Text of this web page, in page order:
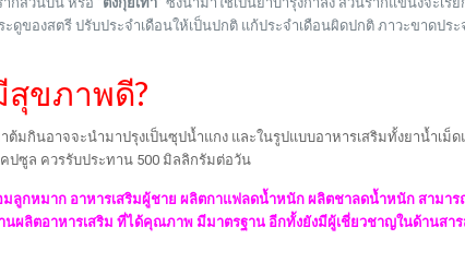
ะดูของสตรี ปรับประจำเดือนให้เป็นปกติ แก้ประจำเดือนผิดปกติ ภาวะขาดปร
สุขภาพดี?
มกินอาจจะนำมาปรุงเป็นซุปน้ำแกง และในรูปแบบอาหารเสริมทั้งยาน้ำเ
ปซูล ควรรับประทาน 500 มิลลิกรัมต่อวัน
ลูกหมาก อาหารเสริมผู้ชาย ผลิตกาแฟลดน้ำหนัก ผลิตชาลดน้ำหนัก สามาร
านผลิตอาหารเสริม ที่ได้คุณภาพ มีมาตรฐาน อีกทั้งยังมีผู้เชี่ยวชาญในด้านส